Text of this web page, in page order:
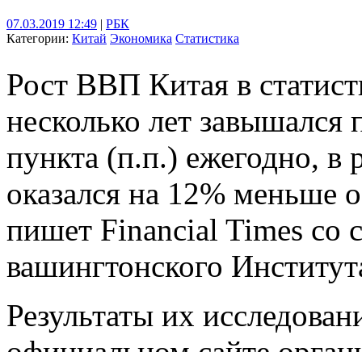
07.03.2019 12:49 | РБК
Категории: Китай Экономика Статистика
Рост ВВП Китая в
несколько лет
пункта (п.п.) ежегодно, в
оказался на 12%
пишет Financial Times со
вашингтонского
Результаты их